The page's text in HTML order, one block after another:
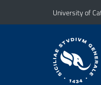
Go to main content
Go to navigation menu
University of